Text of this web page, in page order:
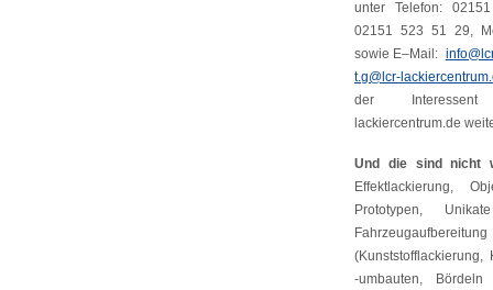
unter Telefon:
02151 523 51 29,
sowie E–Mail:
t.g@lcr-
der
lackiercentrum.de
Und die sind nicht
Effektlackierung,
Prototypen,
(Kunststofflackierung,
-umbauten,